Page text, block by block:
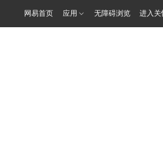
网易首页 应用 无障碍浏览 进入关